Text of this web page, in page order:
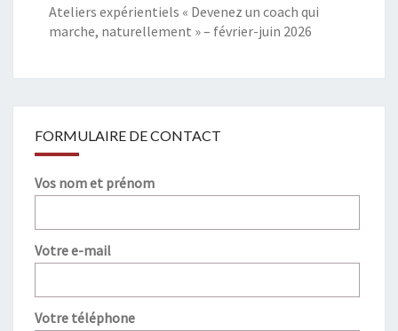
Ateliers expérientiels « Devenez un coach qui
marche, naturellement » – février-juin 2026
FORMULAIRE DE CONTACT
Vos nom et prénom
Votre e-mail
Votre téléphone